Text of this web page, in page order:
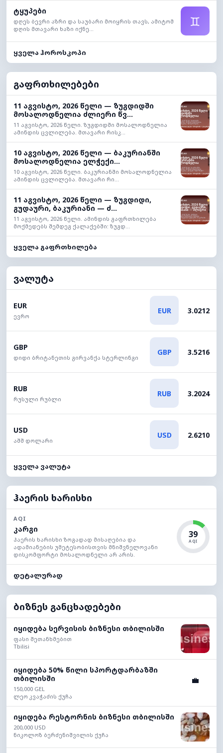
ტყუპები
დღეს ბევრი აზრი და საუბარი მოიყრის თავს, ამიტომ
დღის მთავარი ხაზი იქნე...
♊
ყველა ჰოროსკოპი
გაფრთხილებები
11 აგვისტო, 2026 წელი — ზუგდიდში
მოსალოდნელია ძლიერი წვ...
11 აგვისტო, 2026 წელი. ზუგდიდში მოსალოდნელია
ამინდის ცვლილება. მთავარი რისკ...
10 აგვისტო, 2026 წელი — ბაკურიანში
მოსალოდნელია ელჭექი...
10 აგვისტო, 2026 წელი. ბაკურიანში მოსალოდნელია
ამინდის ცვლილება. მთავარი რი...
11 აგვისტო, 2026 წელი — ზუგდიდი,
გუდაური, ბაკურიანი — ძ...
11 აგვისტო, 2026 წელი. ამინდის გაფრთხილება
მოქმედებს შემდეგ ქალაქებში: ზუგდ...
ყველა გაფრთხილება
ვალუტა
EUR
ევრო
EUR 3.0212
GBP
დიდი ბრიტანეთის გირვანქა სტერლინგი
GBP 3.5216
RUB
რუსული რუბლი
RUB 3.2024
USD
აშშ დოლარი
USD 2.6210
ყველა ვალუტა
ჰაერის ხარისხი
AQI
კარგი
ჰაერის ხარისხი ზოგადად მისაღებია და
ადამიანების უმეტესობისთვის მნიშვნელოვანი
დისკომფორტი მოსალოდნელი არ არის.
39
AQI
დეტალურად
ბიზნეს განცხადებები
იყიდება სერვისის ბიზნესი თბილისში
ფასი შეთანხმებით
Tbilisi
იყიდება 50% წილი სპორტდარბაზში
თბილისში
150,000 GEL
ლეო კვაჭაძის ქუჩა
💼
იყიდება რესტორნის ბიზნესი თბილისში
200,000 USD
ნიკოლოზ ბერძენიშვილის ქუჩა